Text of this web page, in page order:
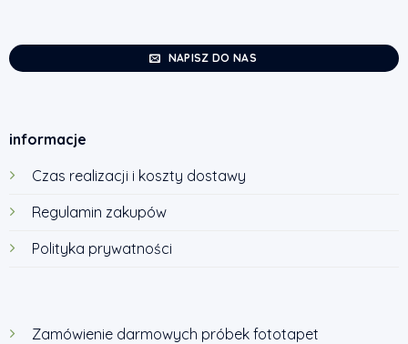
NAPISZ DO NAS
informacje
Czas realizacji i koszty dostawy
Regulamin zakupów
Polityka prywatności
Zamówienie darmowych próbek fototapet